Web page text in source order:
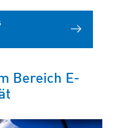
Bereich E-